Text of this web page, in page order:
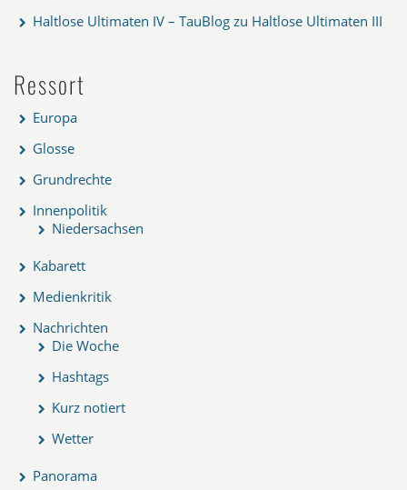
Haltlose Ultimaten IV – TauBlog zu Haltlose Ultimaten III
Ressort
Europa
Glosse
Grundrechte
Innenpolitik
Niedersachsen
Kabarett
Medienkritik
Nachrichten
Die Woche
Hashtags
Kurz notiert
Wetter
Panorama